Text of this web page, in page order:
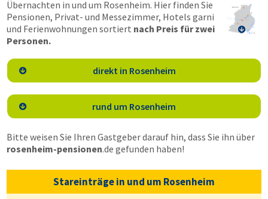

Übernachten in und um Rosenheim. Hier finden Sie
Pensionen, Privat- und Messezimmer, Hotels garni
und Ferienwohnungen sortiert nach Preis für zwei
Personen.
 direkt in Rosenheim
 rund um Rosenheim
Bitte weisen Sie Ihren Gastgeber darauf hin, dass Sie ihn über
rosenheim-pensionen.de gefunden haben!
Stareinträge in und um Rosenheim